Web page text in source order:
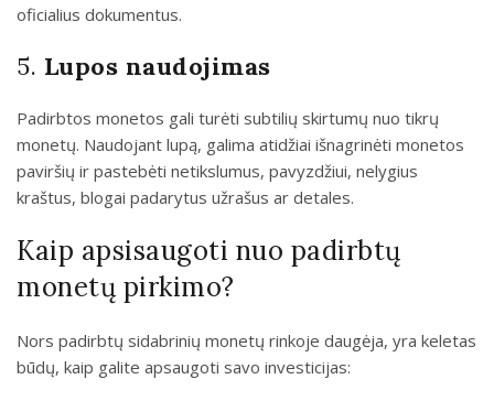
oficialius dokumentus.
5. Lupos naudojimas
Padirbtos monetos gali turėti subtilių skirtumų nuo tikrų
monetų. Naudojant lupą, galima atidžiai išnagrinėti monetos
paviršių ir pastebėti netikslumus, pavyzdžiui, nelygius
kraštus, blogai padarytus užrašus ar detales.
Kaip apsisaugoti nuo padirbtų
monetų pirkimo?
Nors padirbtų sidabrinių monetų rinkoje daugėja, yra keletas
būdų, kaip galite apsaugoti savo investicijas: